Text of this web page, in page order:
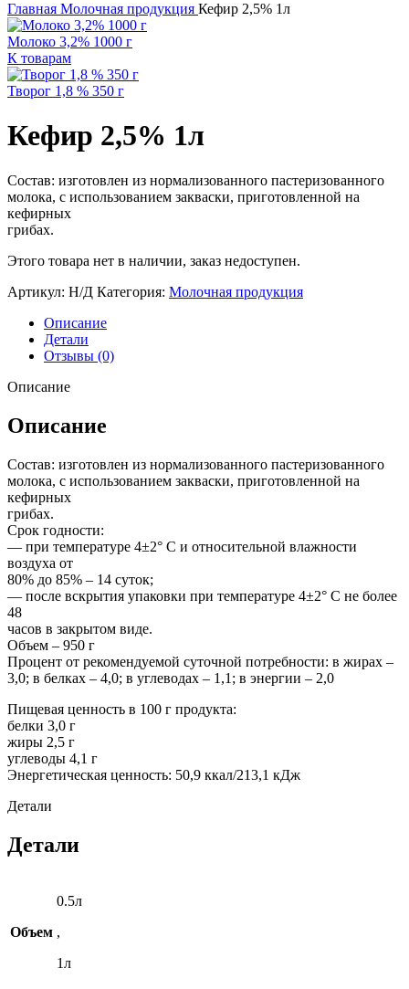
Главная Молочная продукция Кефир 2,5% 1л
Молоко 3,2% 1000 г
К товарам
Творог 1,8 % 350 г
Кефир 2,5% 1л
Состав: изготовлен из нормализованного пастеризованного
молока, с использованием закваски, приготовленной на
кефирных
грибах.
Этого товара нет в наличии, заказ недоступен.
Артикул: Н/Д Категория: Молочная продукция
Описание
Детали
Отзывы (0)
Описание
Описание
Состав: изготовлен из нормализованного пастеризованного
молока, с использованием закваски, приготовленной на
кефирных
грибах.
Срок годности:
— при температуре 4±2° С и относительной влажности
воздуха от
80% до 85% – 14 суток;
— после вскрытия упаковки при температуре 4±2° С не более
48
часов в закрытом виде.
Объем – 950 г
Процент от рекомендуемой суточной потребности: в жирах –
3,0; в белках – 4,0; в углеводах – 1,1; в энергии – 2,0
Пищевая ценность в 100 г продукта:
белки 3,0 г
жиры 2,5 г
углеводы 4,1 г
Энергетическая ценность: 50,9 ккал/213,1 кДж
Детали
Детали
Объем
0.5л
,
1л